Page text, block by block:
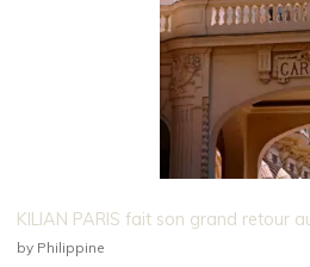
KILIAN PARIS fait son grand retour
by Philippine